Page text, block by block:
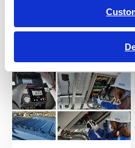
基礎知識